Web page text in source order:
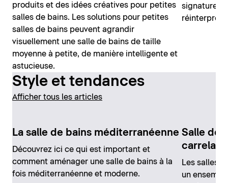
produits et des idées créatives pour petites
salles de bains. Les solutions pour petites
salles de bains peuvent agrandir
visuellement une salle de bains de taille
moyenne à petite, de manière intelligente et
astucieuse.
signature,
Style et tendances
Afficher tous les articles
La salle de bains méditerranéenne
Découvrez ici ce qui est important et
comment aménager une salle de bains à la
fois méditerranéenne et moderne.
Salle de
Les salles
un